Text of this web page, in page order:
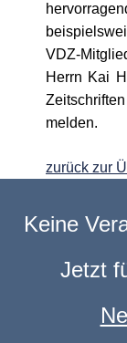
VDZ-
Herrn Kai
melden.
zurück zur
Keine
Jetzt